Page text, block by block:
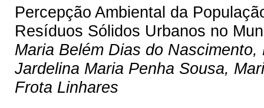
Percepção Ambiental da
Resíduos Sólidos Urbanos no
Maria Belém Dias do
Jardelina Maria Penha Sousa,
Frota Linhares